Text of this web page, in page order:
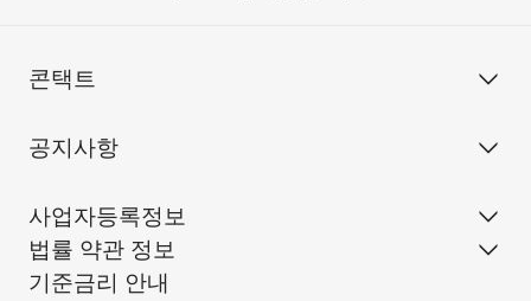
콘택트
공지사항
사업자등록정보
법률 약관 정보
기준금리 안내